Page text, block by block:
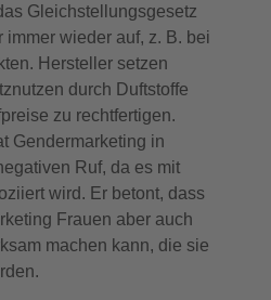
Gleichstellungsgesetz
immer wieder auf, z. B. bei
Hersteller setzen
durch Duftstoffe
zu rechtfertigen.
Gendermarketing in
Ruf, da es mit
wird. Er betont, dass
Frauen aber auch
machen kann, die sie